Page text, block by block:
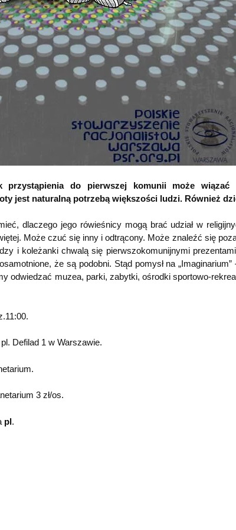
przystąpienia do pierwszej komunii może
jest naturalną potrzebą większości ludzi. Również
dlaczego jego rówieśnicy mogą brać udział w
Może czuć się inny i odtrącony. Może znaleźć się
i koleżanki chwalą się pierwszokomunijnymi
że są podobni. Stąd pomysł na
odwiedzać muzea, parki, zabytki, ośrodki sportowo-
Defilad 1 w Warszawie.
3 zł/os.
pl.